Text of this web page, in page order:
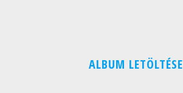
ALBUM LETÖLTÉSE